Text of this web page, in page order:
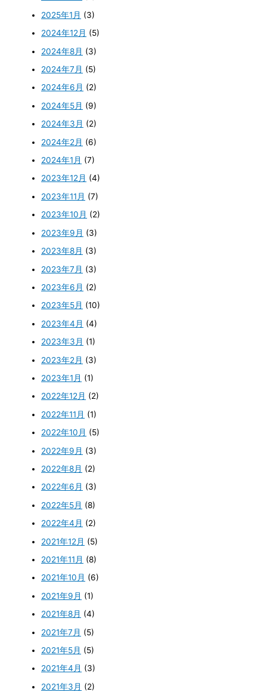
2025年1月 (3)
2024年12月 (5)
2024年8月 (3)
2024年7月 (5)
2024年6月 (2)
2024年5月 (9)
2024年3月 (2)
2024年2月 (6)
2024年1月 (7)
2023年12月 (4)
2023年11月 (7)
2023年10月 (2)
2023年9月 (3)
2023年8月 (3)
2023年7月 (3)
2023年6月 (2)
2023年5月 (10)
2023年4月 (4)
2023年3月 (1)
2023年2月 (3)
2023年1月 (1)
2022年12月 (2)
2022年11月 (1)
2022年10月 (5)
2022年9月 (3)
2022年8月 (2)
2022年6月 (3)
2022年5月 (8)
2022年4月 (2)
2021年12月 (5)
2021年11月 (8)
2021年10月 (6)
2021年9月 (1)
2021年8月 (4)
2021年7月 (5)
2021年5月 (5)
2021年4月 (3)
2021年3月 (2)